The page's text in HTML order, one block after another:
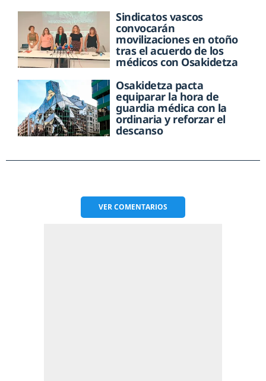
Sindicatos vascos
convocarán
movilizaciones en otoño
tras el acuerdo de los
médicos con Osakidetza
Osakidetza pacta
equiparar la hora de
guardia médica con la
ordinaria y reforzar el
descanso
VERCOMENTARIOS